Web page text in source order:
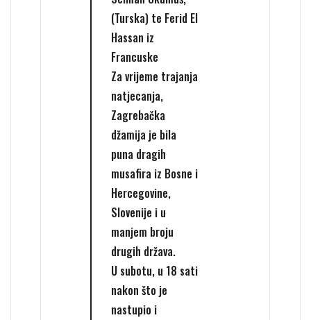
(Turska) te Ferid El
Hassan iz
Francuske
Za vrijeme trajanja
natjecanja,
Zagrebačka
džamija je bila
puna dragih
musafira iz Bosne i
Hercegovine,
Slovenije i u
manjem broju
drugih država.
U subotu, u 18 sati
nakon što je
nastupio i